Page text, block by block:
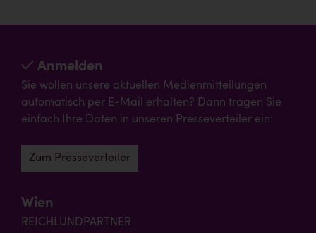
Anmelden
Sie wollen unsere aktuellen Medienmitteilungen
automatisch per E-Mail erhalten? Dann tragen Sie
einfach Ihre Daten in unseren Presseverteiler ein:
Zum Presseverteiler
Wien
REICHLUNDPARTNER